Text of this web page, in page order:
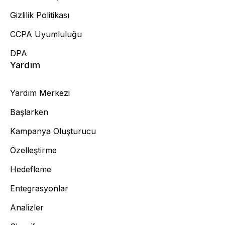
Gizlilik Politikası
CCPA Uyumluluğu
DPA
Yardım
Yardım Merkezi
Başlarken
Kampanya Oluşturucu
Özelleştirme
Hedefleme
Entegrasyonlar
Analizler